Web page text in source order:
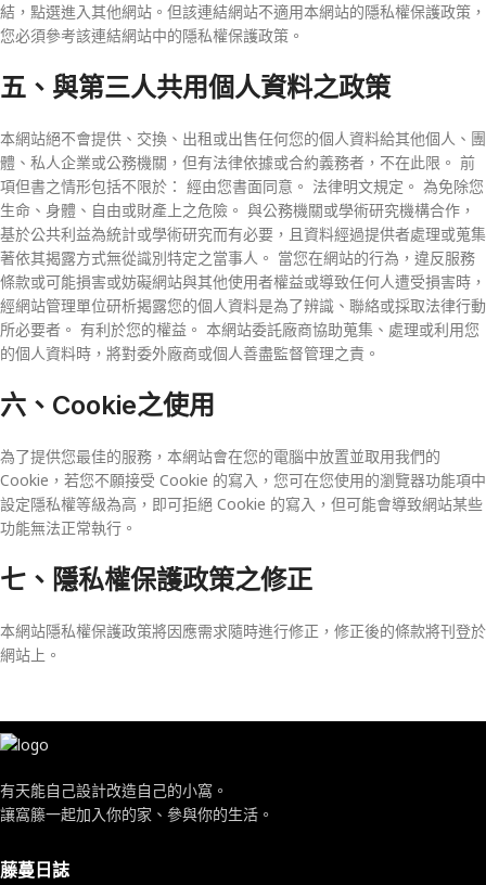
結，點選進入其他網站。但該連結網站不適用本網站的隱私權保護政策，
您必須參考該連結網站中的隱私權保護政策。
五、與第三人共用個人資料之政策
本網站絕不會提供、交換、出租或出售任何您的個人資料給其他個人、團
體、私人企業或公務機關，但有法律依據或合約義務者，不在此限。 前
項但書之情形包括不限於： 經由您書面同意。 法律明文規定。 為免除您
生命、身體、自由或財產上之危險。 與公務機關或學術研究機構合作，
基於公共利益為統計或學術研究而有必要，且資料經過提供者處理或蒐集
著依其揭露方式無從識別特定之當事人。 當您在網站的行為，違反服務
條款或可能損害或妨礙網站與其他使用者權益或導致任何人遭受損害時，
經網站管理單位研析揭露您的個人資料是為了辨識、聯絡或採取法律行動
所必要者。 有利於您的權益。 本網站委託廠商協助蒐集、處理或利用您
的個人資料時，將對委外廠商或個人善盡監督管理之責。
六、Cookie之使用
為了提供您最佳的服務，本網站會在您的電腦中放置並取用我們的
Cookie，若您不願接受 Cookie 的寫入，您可在您使用的瀏覽器功能項中
設定隱私權等級為高，即可拒絕 Cookie 的寫入，但可能會導致網站某些
功能無法正常執行。
七、隱私權保護政策之修正
本網站隱私權保護政策將因應需求隨時進行修正，修正後的條款將刊登於
網站上。
有天能自己設計改造自己的小窩。
讓窩籐一起加入你的家、參與你的生活。
藤蔓日誌